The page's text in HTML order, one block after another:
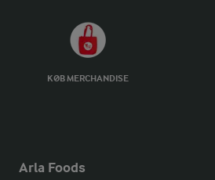
KØB MERCHANDISE
Arla Foods